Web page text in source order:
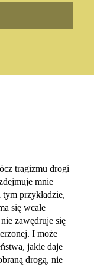
tragizmu drogi
mnie
przykładzie,
się wcale
zawędruje się
I może
jakie daje
drogą, nie